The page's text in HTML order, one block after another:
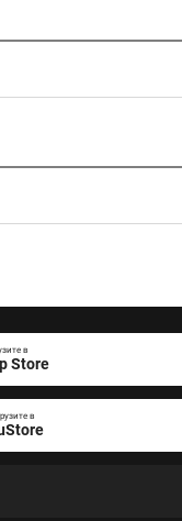
в
Store
в